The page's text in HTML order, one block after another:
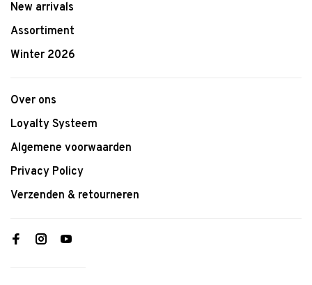
New arrivals
Assortiment
Winter 2026
Over ons
Loyalty Systeem
Algemene voorwaarden
Privacy Policy
Verzenden & retourneren